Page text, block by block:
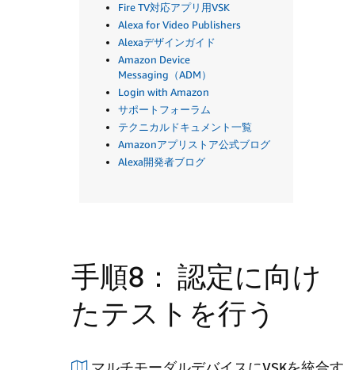
Fire TV対応アプリ用VSK
Alexa for Video Publishers
Alexaデザインガイド
Amazon Device
Messaging（ADM）
Login with Amazon
サポートフォーラム
テクニカルドキュメント一覧
Amazonアプリストア公式ブログ
Alexa開発者ブログ
手順8： 認定に向け
たテストを行う